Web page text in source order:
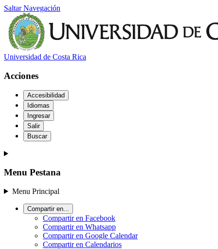
Saltar Navegación
Universidad de Costa Rica
Acciones
Accesibilidad
Idiomas
Ingresar
Salir
Buscar
Menu Pestana
Menu Principal
Compartir en...
Compartir en Facebook
Compartir en Whatsapp
Compartir en Google Calendar
Compartir en Calendarios